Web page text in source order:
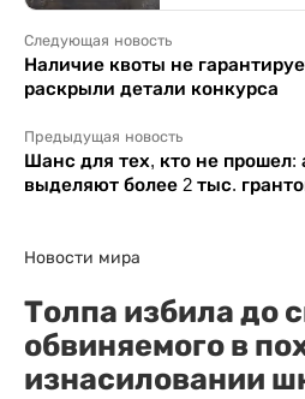
Следующая новость
Наличие квоты не
раскрыли детали конкурса
Предыдущая новость
Шанс для тех, кто не прошел:
выделяют более 2 тыс.
Новости мира
Толпа избила до
обвиняемого в
изнасиловании